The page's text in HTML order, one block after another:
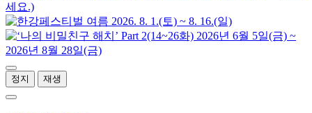
정지 재생